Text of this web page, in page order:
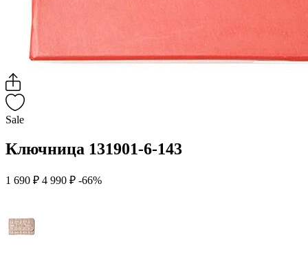
Sale
Ключница 131901-6-143
1 690 ₽ 4 990 ₽ -66%